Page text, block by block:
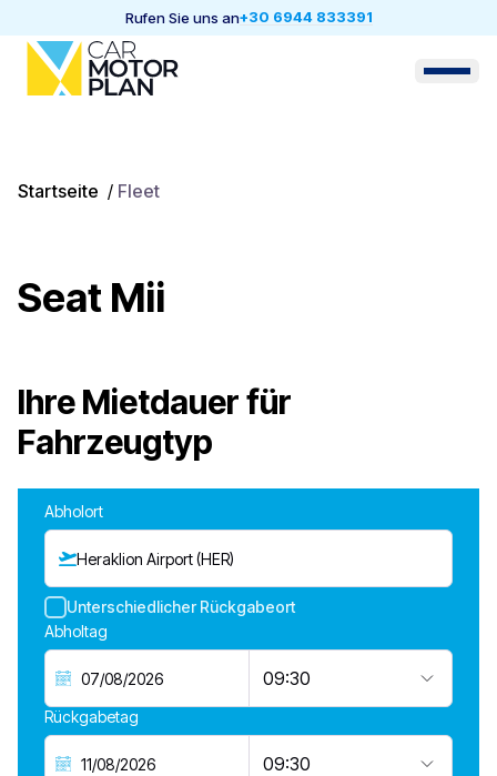
Rufen Sie uns an+30 6944 833391
Startseite / Fleet
Seat Mii
Ihre Mietdauer für
Fahrzeugtyp
Abholort
Heraklion Airport (HER)
Unterschiedlicher Rückgabeort
Abholtag
09:30
Rückgabetag
09:30